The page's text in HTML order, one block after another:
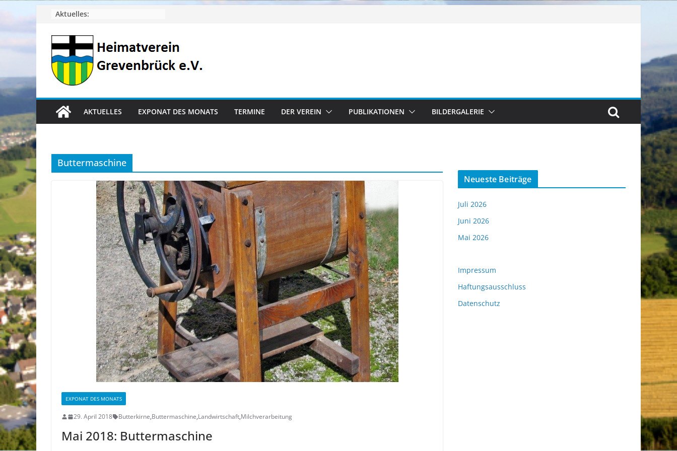
springen
Aktuelles:
AKTUELLES EXPONAT DES MONATS TERMINE DER VEREIN PUBLIKATIONEN BILDERGALERIE
Buttermaschine
EXPONAT DES MONATS
29. April 2018 Butterkirne,Buttermaschine,Landwirtschaft,Milchverarbeitung
Mai 2018: Buttermaschine
Neueste Beiträge
Juli 2026
Juni 2026
Mai 2026
Impressum
Haftungsausschluss
Datenschutz